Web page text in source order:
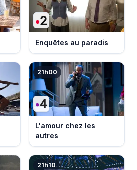
Enquêtes au paradis
21h00
L'amour chez les
autres
21h10